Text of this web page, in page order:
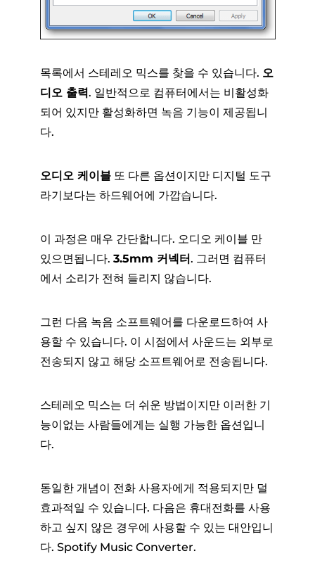
목록에서 스테레오 믹스를 찾을 수 있습니다. 오
디오 출력. 일반적으로 컴퓨터에서는 비활성화
되어 있지만 활성화하면 녹음 기능이 제공됩니
다.
오디오 케이블또 다른 옵션이지만 디지털 도구
라기보다는 하드웨어에 가깝습니다.
이 과정은 매우 간단합니다. 오디오 케이블 만
있으면됩니다. 3.5mm 커넥터. 그러면 컴퓨터
에서 소리가 전혀 들리지 않습니다.
그런 다음 녹음 소프트웨어를 다운로드하여 사
용할 수 있습니다. 이 시점에서 사운드는 외부로
전송되지 않고 해당 소프트웨어로 전송됩니다.
스테레오 믹스는 더 쉬운 방법이지만 이러한 기
능이없는 사람들에게는 실행 가능한 옵션입니
다.
동일한 개념이 전화 사용자에게 적용되지만 덜
효과적일 수 있습니다. 다음은 휴대전화를 사용
하고 싶지 않은 경우에 사용할 수 있는 대안입니
다. Spotify Music Converter.